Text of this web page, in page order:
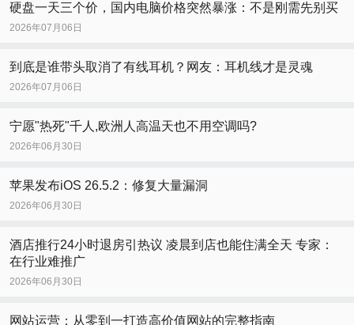
硬盘一天三个价，国内电脑价格突然暴涨：不是刚需先别买
2026年07月06日
到底是谁带头取消了有线耳机？网友：耳机线才是灵魂
2026年07月06日
宁愿"热死"千人,欧洲人高温天也不用空调吗?
2026年06月30日
苹果发布iOS 26.5.2：修复大量漏洞
2026年06月30日
酒店推行24小时退房引热议 凌晨到店也能住满全天 专家：
在行业难推广
2026年06月30日
网站运营：从零到一打造高价值网站的完整指南